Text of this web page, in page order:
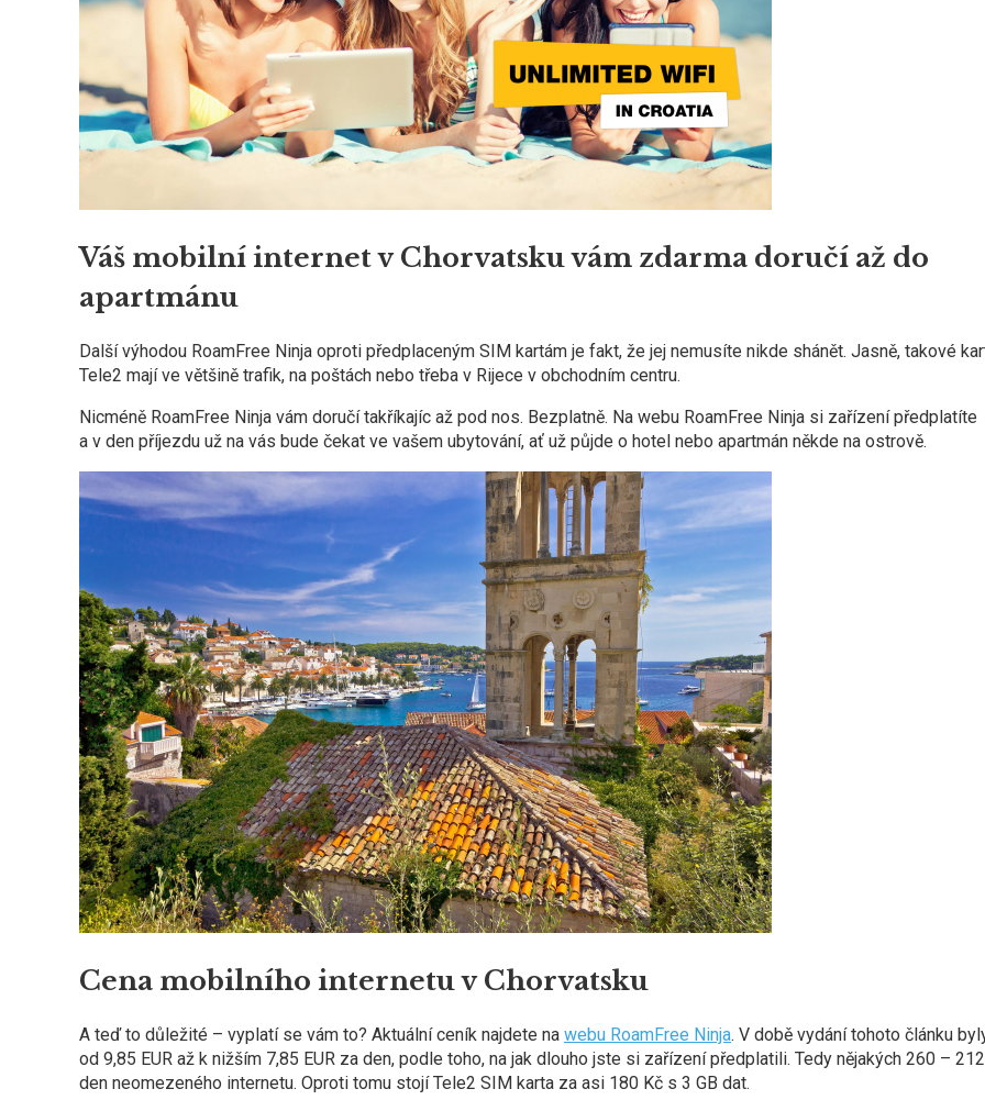
Váš mobilní internet v Chorvatsku vám zdarma doručí až do
apartmánu
Další výhodou RoamFree Ninja oproti předplaceným SIM kartám je fakt, že jej nemusíte nikde shánět. Jasně, takové
Tele2 mají ve většině trafik, na poštách nebo třeba v Rijece v obchodním centru.
Nicméně RoamFree Ninja vám doručí takříkajíc až pod nos. Bezplatně. Na webu RoamFree Ninja si zařízení předplatíte
a v den příjezdu už na vás bude čekat ve vašem ubytování, ať už půjde o hotel nebo apartmán někde na ostrově.
Cena mobilního internetu v Chorvatsku
A teď to důležité – vyplatí se vám to? Aktuální ceník najdete na webu RoamFree Ninja. V době vydání tohoto článku
od 9,85 EUR až k nižším 7,85 EUR za den, podle toho, na jak dlouho jste si zařízení předplatili. Tedy nějakých 260 –
den neomezeného internetu. Oproti tomu stojí Tele2 SIM karta za asi 180 Kč s 3 GB dat.